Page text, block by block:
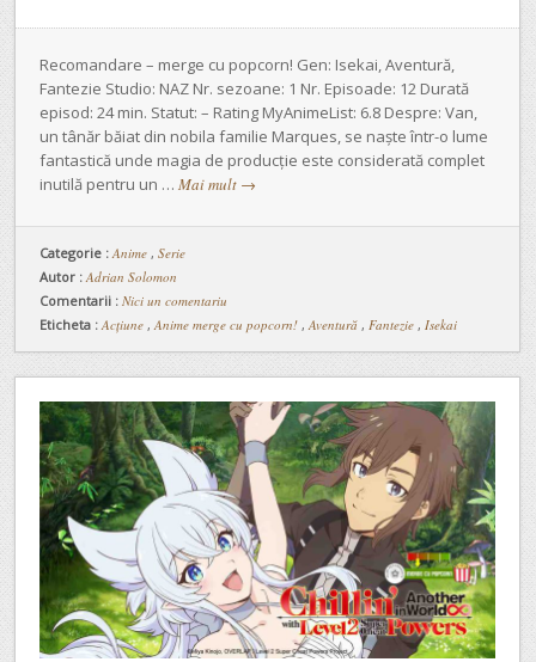
Recomandare – merge cu popcorn! Gen: Isekai, Aventură,
Fantezie Studio: NAZ Nr. sezoane: 1 Nr. Episoade: 12 Durată
episod: 24 min. Statut: – Rating MyAnimeList: 6.8 Despre: Van,
un tânăr băiat din nobila familie Marques, se naște într-o lume
fantastică unde magia de producție este considerată complet
inutilă pentru un … Mai mult →
Categorie : Anime , Serie
Autor : Adrian Solomon
Comentarii : Nici un comentariu
Eticheta : Acțiune , Anime merge cu popcorn! , Aventură , Fantezie , Isekai